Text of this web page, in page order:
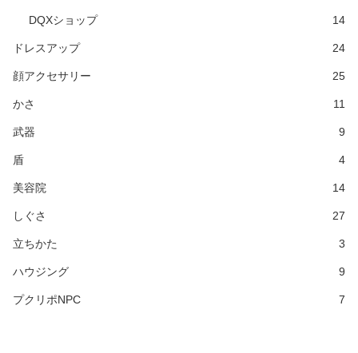
DQXショップ 14
ドレスアップ 24
顔アクセサリー 25
かさ 11
武器 9
盾 4
美容院 14
しぐさ 27
立ちかた 3
ハウジング 9
プクリポNPC 7